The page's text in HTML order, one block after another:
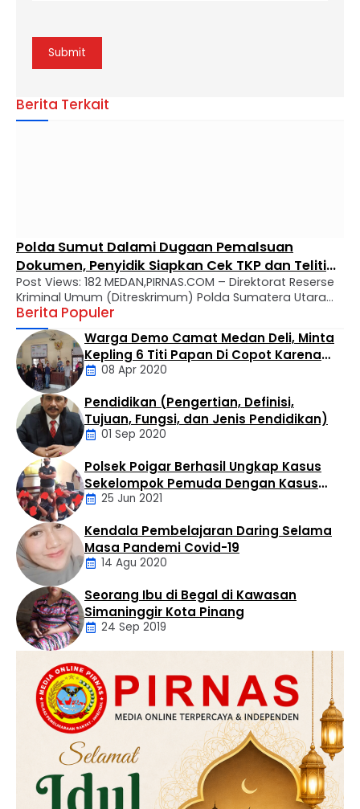
Berita Terkait
Polda Sumut Dalami Dugaan Pemalsuan
Dokumen, Penyidik Siapkan Cek TKP dan Teliti
Sejumlah Bukti
Post Views: 182 MEDAN,PIRNAS.COM – Direktorat Reserse
Kriminal Umum (Ditreskrimum) Polda Sumatera Utara
terus mendalami dugaan tindak pidana pemalsuan
surat yang dilaporkan oleh Charles Bronson Surbakti.
Hal tersebut tertuang dalam surat pemberitahuan
perkembangan hasil penyelidikan (SP2HP) bernomor
B/1723/VII/RES.1.9/2026/Ditreskrimum tertanggal 17 Juli
2026. Dalam surat tersebut dijelaskan, penyelidikan
dilakukan berdasarkan Laporan Polisi Nomor
LP/B/652/IV/2026/SPKT/Polda Sumatera Utara …
Berita Populer
Daerah
Warga Demo Camat Medan Deli, Minta
Kepling 6 Titi Papan Di Copot Karena
Tak Perduli Sama Warganya
08 Apr 2020
Artikel
Pendidikan (Pengertian, Definisi,
Tujuan, Fungsi, dan Jenis Pendidikan)
01 Sep 2020
Daerah
Polsek Poigar Berhasil Ungkap Kasus
Sekelompok Pemuda Dengan Kasus
Pencabulan
25 Jun 2021
Artikel
Kendala Pembelajaran Daring Selama
Masa Pandemi Covid-19
14 Agu 2020
Daerah
Hukum
Kriminal
Labusel
Seorang Ibu di Begal di Kawasan
Simaninggir Kota Pinang
24 Sep 2019